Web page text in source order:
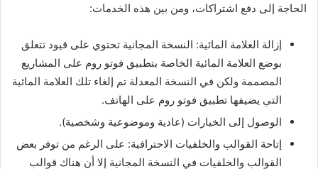
الحاجة إلى دفع اشتراكات، ومن بين هذه الخدمات:
إزالة العلامة المائية: النسخة المجانية تحتوي على قيود تتعلق
بوضع العلامة المائية الخاصة بتطبيق فوتو روم على المشاريع
المصممة ولكن في النسخة المعدلة تم إلغاء تلك العلامة المائية
التي يضيفها تطبيق فوتو روم على الهاتف.
الوصول إلى الخيارات (عادية وموضوعية وشخصية).
إتاحة القوالب والخلفيات الاحترافية: على الرغم من توفر بعض
القوالب والخلفيات في النسخة المجانية إلا أن هناك قوالب